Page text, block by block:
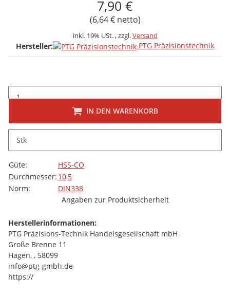
7,90 €
(6,64 € netto)
inkl. 19% USt. , zzgl.Versand
Hersteller: PTG Präzisionstechnik
Stk
IN DEN WARENKORB
folgt
Produkteigenschaft
Wert
Güte:
HSS-CO
Durchmesser: 10,5
Norm:
DIN338
Angaben zur Produktsicherheit
Herstellerinformationen:
PTG Präzisions-Technik Handelsgesellschaft mbH
Große Brenne 11
Hagen, , 58099
info@ptg-gmbh.de
https://